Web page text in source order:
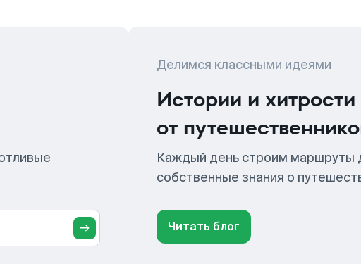
Делимся классными идеями
Истории и хитрости
от
Каждый день строим маршруты
собственные знания о
Читать блог